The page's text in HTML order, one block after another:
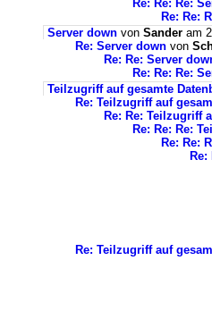
Re: Re: Re:
Re: Re:
Server down von Sander am
Re: Server down von
Re: Re: Server
Re: Re: Re:
Teilzugriff auf gesamte
Re: Teilzugriff auf
Re: Re: Teilzugriff
Re: Re: Re:
Re: Re:
Re: Teilzugriff auf